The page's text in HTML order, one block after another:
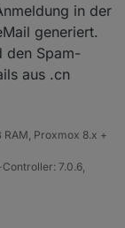
in der
generiert.
den Spam-
aus .cn
RAM, Proxmox 8.x +
Controller: 7.0.6,